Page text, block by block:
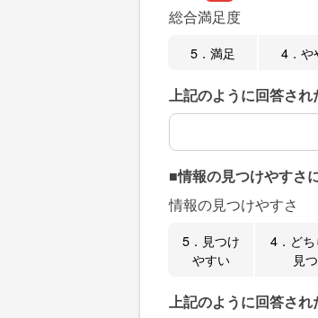
総合満足度
5．満足 4．や
上記のように回答さ
上記のように回答され
■情報の見つけやすさ
情報の見つけやすさ
5．見つけ
やすい
4．ど
見
上記のように回答さ